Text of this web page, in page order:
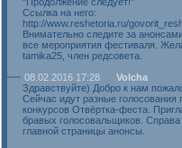
Ссылка на него:
http://www.reshetoria.ru/
Внимательно следите за
все мероприятия фестиваля.
tamika25, член редсовета.
08.02.2016 17:28
Volcha
Здравствуйте) Добро к нам
Сейчас идут разные голосования
конкурсов Отвёртка-феста.
бравых голосовальщиков.
главной страницы анонсы.